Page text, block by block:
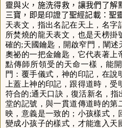
靈與火，施洗得救，讓我們了解
三寶，即是印證了聖經記載：聖
天表文，指出名記在天上，名字
所焚燒的龍天表文，也是天榜掛
確的;天國鑰匙，開啟窄門，闡述
奧祕的一把金鑰匙，它代表著上
點傳師所領受的天命一樣，能
門：覆手儀式，神的印記，在說
上蓋上神的印記，跟得道時，
符合的;通天口訣，復活新名，
堂的記號，與一貫道傳道時的第
映，意義是一致的；小孩樣式，
變成小孩子的樣式，才能進入天